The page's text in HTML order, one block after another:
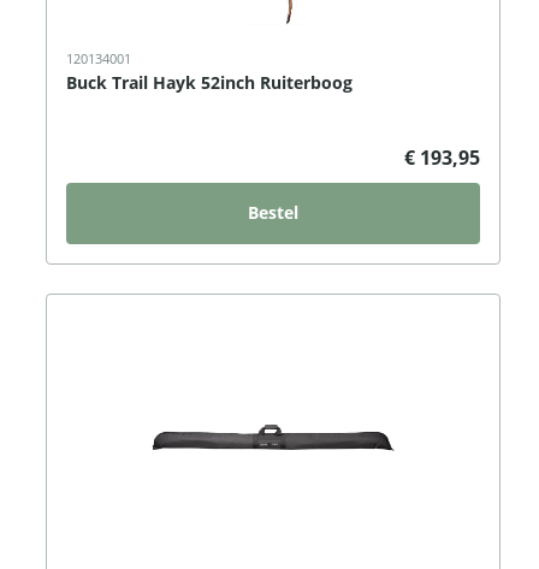
120134001
Buck Trail Hayk 52inch Ruiterboog
€ 193,95
Bestel